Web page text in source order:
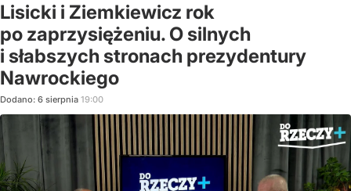
Lisicki i Ziemkiewicz rok
po zaprzysiężeniu. O silnych
i słabszych stronach prezydentury
Nawrockiego
Dodano: 6 sierpnia 19:00